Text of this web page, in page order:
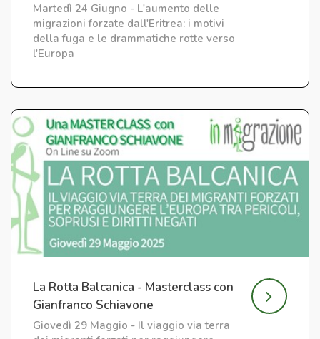
Martedì 24 Giugno - L'aumento delle
migrazioni forzate dall'Eritrea: i motivi
della fuga e le drammatiche rotte verso
l'Europa
La Rotta Balcanica - Masterclass con
Gianfranco Schiavone
Giovedì 29 Maggio - Il viaggio via terra